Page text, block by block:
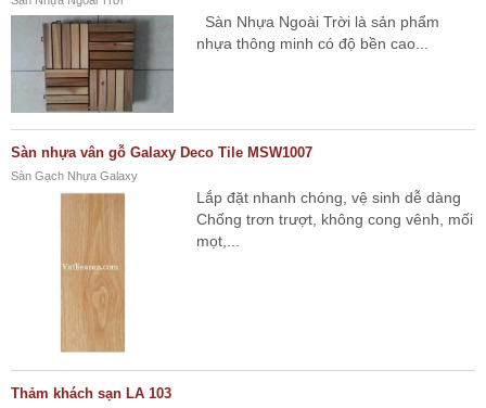
Sàn Nhựa Ngoài Trời là sản phẩm
nhựa thông minh có độ bền cao...
Sàn nhựa vân gỗ Galaxy Deco Tile MSW1007
Sàn Gạch Nhựa Galaxy
Lắp đặt nhanh chóng, vệ sinh dễ dàng
Chống trơn trượt, không cong vênh, mối
mọt,...
Thảm khách sạn LA 103